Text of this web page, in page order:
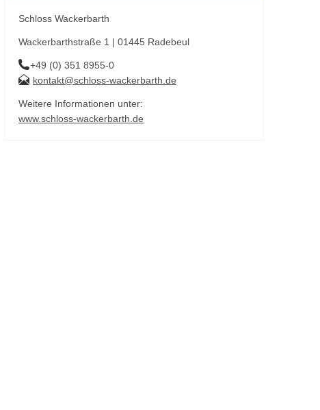
Schloss Wackerbarth
Wackerbarthstraße 1 | 01445 Radebeul
+49 (0) 351 8955-0
kontakt@schloss-wackerbarth.de
Weitere Informationen unter:
www.schloss-wackerbarth.de